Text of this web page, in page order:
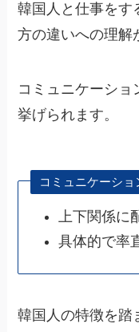
韓国人と仕事をす
方の違いへの理解
コミュニケーショ
挙げられます。
コミュニケーショ
上下関係に
具体的で率
韓国人の特徴を踏